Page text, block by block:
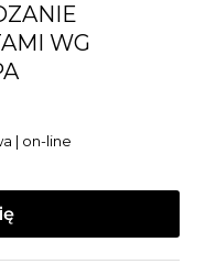
WG
| on-line